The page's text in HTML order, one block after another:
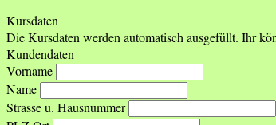
Kursdaten
Die Kursdaten werden automatisch ausgefüllt. Ihr
Kundendaten
Vorname
Name
Strasse u. Hausnummer